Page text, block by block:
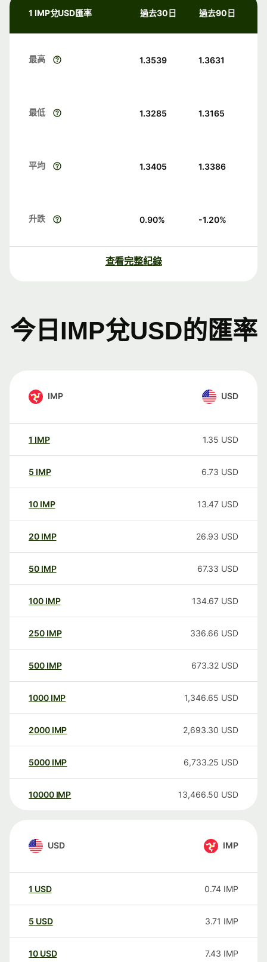
1 IMP兌USD匯率 過去30日 過去90日
最高 1.3539 1.3631
最低 1.3285 1.3165
平均 1.3405 1.3386
升跌 0.90% -1.20%
查看完整紀錄
今日IMP兌USD的匯率
IMP USD
1 IMP 1.35 USD
5 IMP 6.73 USD
10 IMP 13.47 USD
20 IMP 26.93 USD
50 IMP 67.33 USD
100 IMP 134.67 USD
250 IMP 336.66 USD
500 IMP 673.32 USD
1000 IMP 1,346.65 USD
2000 IMP 2,693.30 USD
5000 IMP 6,733.25 USD
10000 IMP 13,466.50 USD
USD IMP
1 USD 0.74 IMP
5 USD 3.71 IMP
10 USD 7.43 IMP